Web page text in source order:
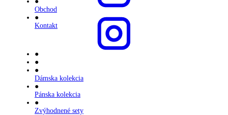
Obchod
●
Kontakt
●
●
●
Dámska kolekcia
●
Pánska kolekcia
●
Zvýhodnené sety